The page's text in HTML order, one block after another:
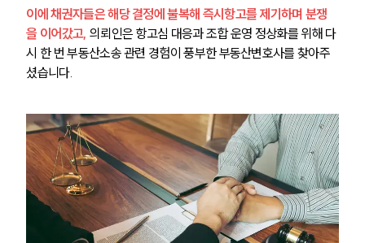
이에 채권자들은 해당 결정에 불복해 즉시항고를 제기하며 분쟁
을 이어갔고, 의뢰인은 항고심 대응과 조합 운영 정상화를 위해 다
시 한 번 부동산소송 관련 경험이 풍부한 부동산변호사를 찾아주
셨습니다.